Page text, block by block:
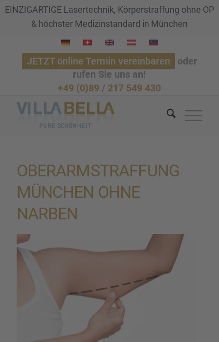
EINZIGARTIGE Lasertechnik, Körperstraffung ohne OP
& höchster Medizinstandard in München
JETZT online Termin vereinbaren
oder
rufen Sie uns an!
+49 (0)89 / 217 549 430
OBERARM­STRAF­FUNG
MÜNCHEN OHNE
NARBEN